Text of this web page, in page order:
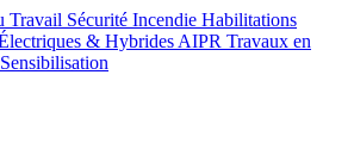
Travail Sécurité Incendie Habilitations
& Hybrides AIPR Travaux en